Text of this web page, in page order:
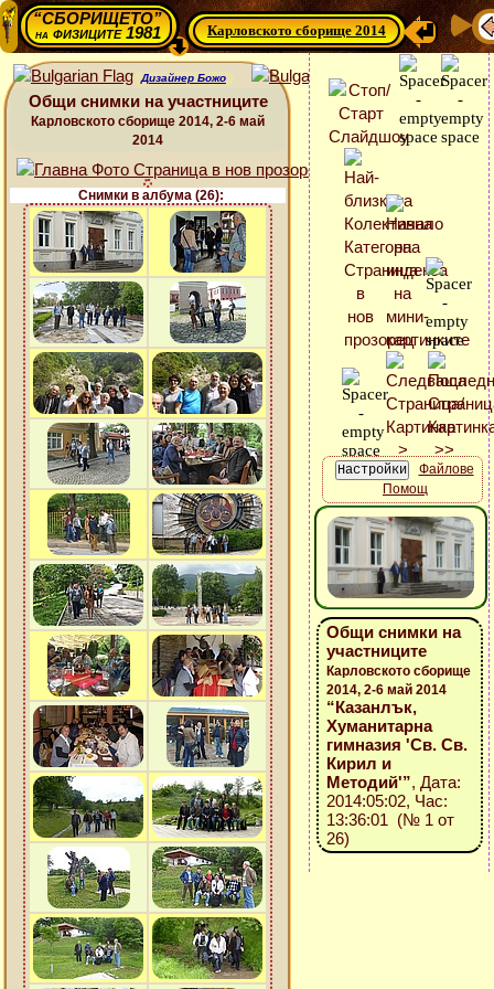
“СБОРИЩЕТО”
нафизиците 1981 Карловското сборище 2014
Дизайнер Божо
Общи снимки на участниците
Карловското сборище 2014, 2-6 май
2014
Снимки в албума (26):
Файлове
Помощ
Общи снимки на
участниците
Карловското сборище
2014, 2-6 май 2014
“Казанлък,
Хуманитарна
гимназия 'Св. Св.
Кирил и
Методий'”, Дата:
2014:05:02, Час:
13:36:01 (№ 1 от
26)